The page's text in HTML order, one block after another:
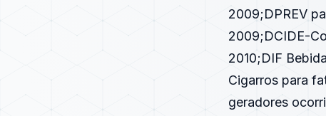
2009;DPREV
2009;DCIDE-
2010;DIF
Cigarros para
geradores